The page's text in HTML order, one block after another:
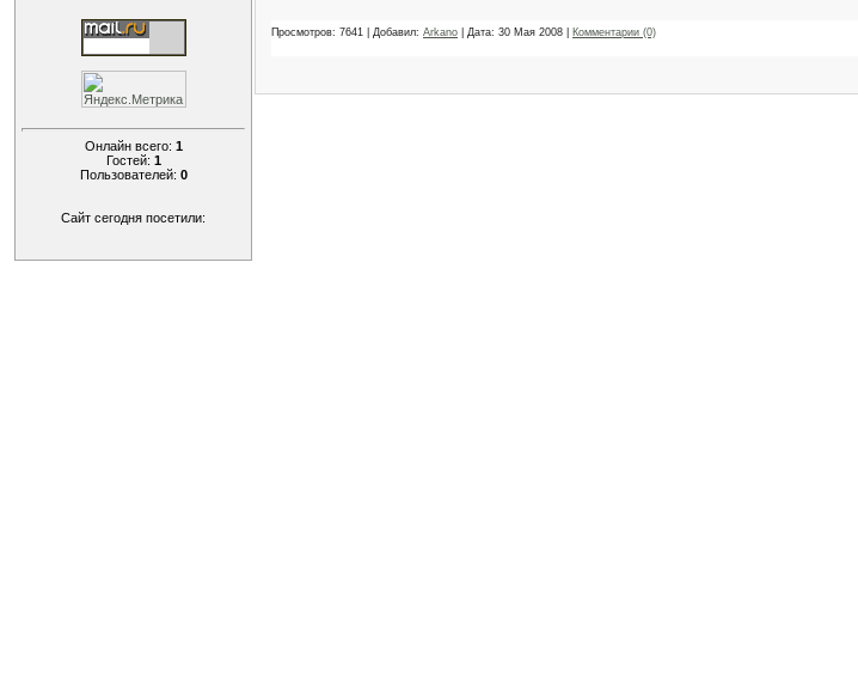
Онлайн всего: 1
Гостей: 1
Пользователей: 0
Сайт сегодня посетили:
Просмотров: 7641 | Добавил: Arkano | Дата: 30 Мая 2008
Комментарии (0)